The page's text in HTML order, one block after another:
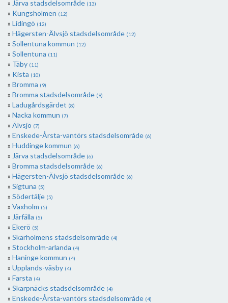
Järva stadsdelsområde (13)
Kungsholmen (12)
Lidingö (12)
Hägersten-Älvsjö stadsdelsområde (12)
Sollentuna kommun (12)
Sollentuna (11)
Täby (11)
Kista (10)
Bromma (9)
Bromma stadsdelsområde (9)
Ladugårdsgärdet (8)
Nacka kommun (7)
Älvsjö (7)
Enskede-Årsta-vantörs stadsdelsområde (6)
Huddinge kommun (6)
Järva stadsdelsområde (6)
Bromma stadsdelsområde (6)
Hägersten-Älvsjö stadsdelsområde (6)
Sigtuna (5)
Södertälje (5)
Vaxholm (5)
Järfälla (5)
Ekerö (5)
Skärholmens stadsdelsområde (4)
Stockholm-arlanda (4)
Haninge kommun (4)
Upplands-väsby (4)
Farsta (4)
Skarpnäcks stadsdelsområde (4)
Enskede-Årsta-vantörs stadsdelsområde (4)